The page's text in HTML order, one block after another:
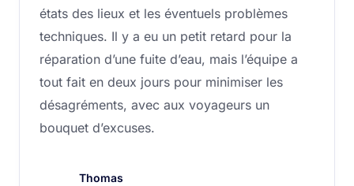
états des lieux et les éventuels problèmes
techniques. Il y a eu un petit retard pour la
réparation d’une fuite d’eau, mais l’équipe a
tout fait en deux jours pour minimiser les
désagréments, avec aux voyageurs un
bouquet d’excuses.
Thomas